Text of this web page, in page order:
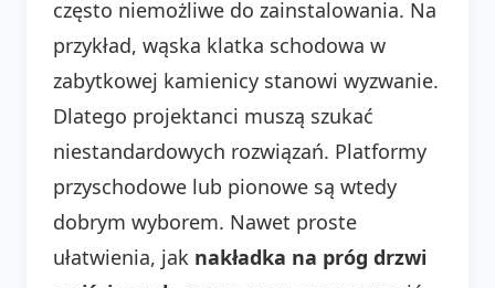
często niemożliwe do zainstalowania. Na
przykład, wąska klatka schodowa w
zabytkowej kamienicy stanowi wyzwanie.
Dlatego projektanci muszą szukać
niestandardowych rozwiązań. Platformy
przyschodowe lub pionowe są wtedy
dobrym wyborem. Nawet proste
ułatwienia, jak nakładka na próg drzwi